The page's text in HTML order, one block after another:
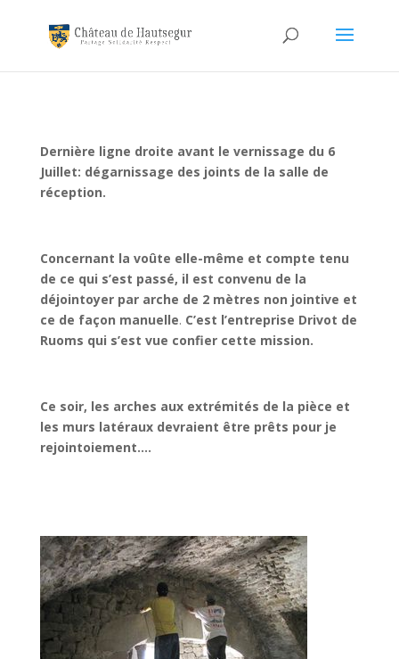
Dernière ligne droite avant le vernissage du 6
Juillet: dégarnissage des joints de la salle de
réception.
Concernant la voûte elle-même et compte tenu
de ce qui s’est passé, il est convenu de la
déjointoyer par arche de 2 mètres non jointive et
ce de façon manuelle. C’est l’entreprise Drivot de
Ruoms qui s’est vue confier cette mission.
Ce soir, les arches aux extrémités de la pièce et
les murs latéraux devraient être prêts pour je
rejointoiement….